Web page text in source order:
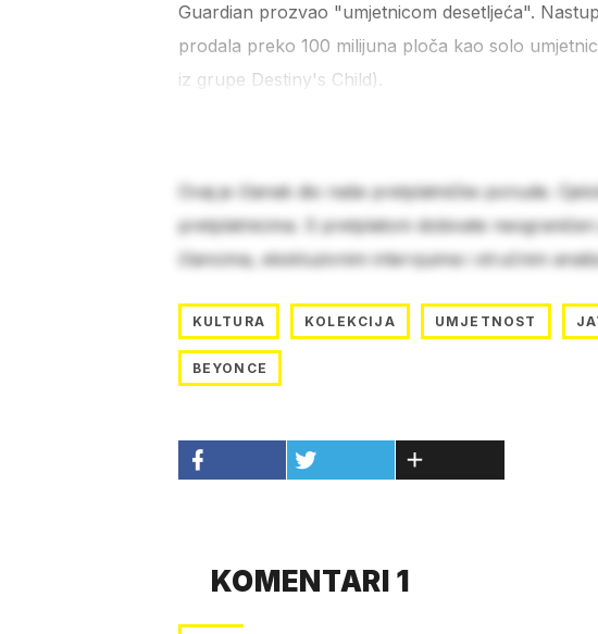
Guardian prozvao "umjetnicom desetljeća".
prodala preko 100 milijuna ploča kao solo
iz grupe Destiny's Child).
Ovaj je članak dio naše pretplatničke ponude.
pretplatnicima. S pretplatom dobivate
člancima, ekskluzivnim intervjuima i stručnim
KULTURA KOLEKCIJA UMJETNOST
BEYONCE
KOMENTARI 1